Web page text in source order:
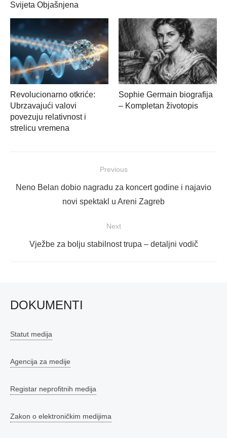
Svijeta Objašnjena
Revolucionarno otkriće:
Ubrzavajući valovi
povezuju relativnost i
strelicu vremena
Sophie Germain biografija
– Kompletan životopis
objava
Previous
Previous
Neno Belan dobio nagradu za koncert godine i najavio
novi spektakl u Areni Zagreb
Next
Next
Vježbe za bolju stabilnost trupa – detaljni vodič
DOKUMENTI
Statut medija
Agencija za medije
Registar neprofitnih medija
Zakon o elektroničkim medijima